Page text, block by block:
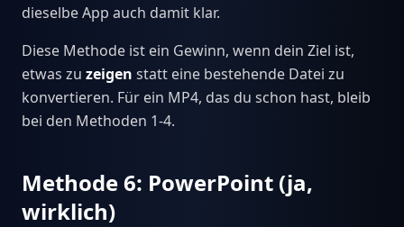
dieselbe App auch damit klar.
Diese Methode ist ein Gewinn, wenn dein Ziel ist,
etwas zu zeigen statt eine bestehende Datei zu
konvertieren. Für ein MP4, das du schon hast, bleib
bei den Methoden 1-4.
Methode 6: PowerPoint (ja,
wirklich)